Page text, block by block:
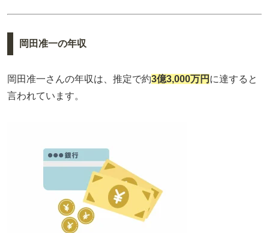
岡田准一の年収
岡田准一さんの年収は、推定で約3億3,000万円 に達すると
言われています。